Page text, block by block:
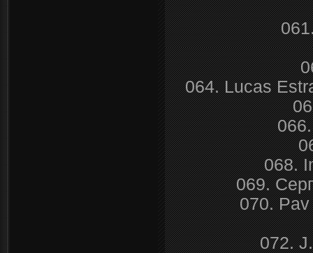
064. Lucas
068.
069.
070.
072.